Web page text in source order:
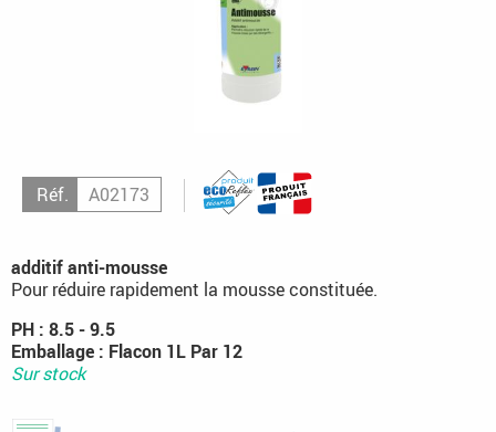
Réf. A02173
additif anti-mousse
Pour réduire rapidement la mousse constituée.
PH : 8.5 - 9.5
Emballage : Flacon 1L Par 12
Sur stock